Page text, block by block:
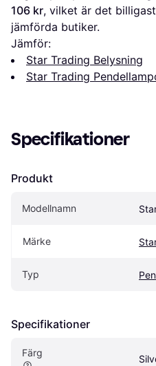
106 kr, vilket är det
jämförda butiker.
Jämför:
Star Trading Belysning
Star Trading
Specifikationer
Produkt
Modellnamn
Märke
Typ
Specifikationer
Färg